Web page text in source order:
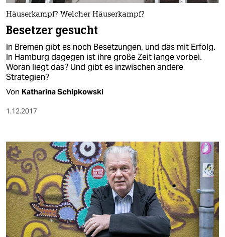
Häuserkampf? Welcher Häuserkampf?
Besetzer gesucht
In Bremen gibt es noch Besetzungen, und das mit Erfolg.
In Hamburg dagegen ist ihre große Zeit lange vorbei.
Woran liegt das? Und gibt es inzwischen andere
Strategien?
Von Katharina Schipkowski
1.12.2017